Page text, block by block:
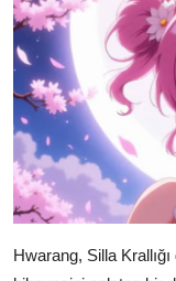
Hwarang, Silla